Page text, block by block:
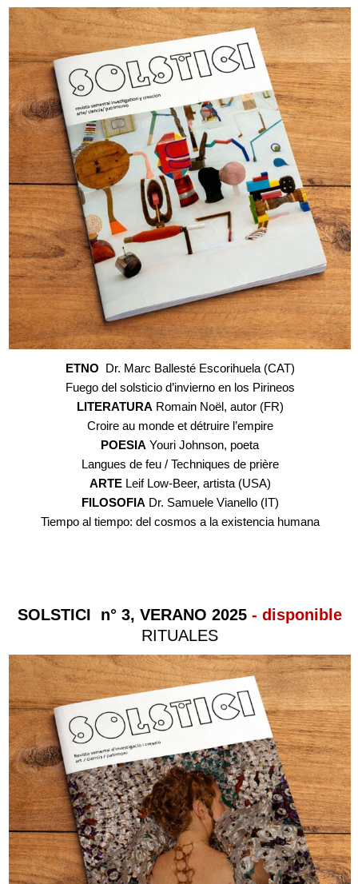
ETNO Dr. Marc Ballesté Escorihuela (CAT)
Fuego del solsticio d’invierno en los Pirineos
LITERATURA Romain Noël, autor (FR)
Croire au monde et détruire l’empire
POESIA Youri Johnson, poeta
Langues de feu / Techniques de prière
ARTELeif Low-Beer, artista (USA)
FILOSOFIA Dr. Samuele Vianello (IT)
Tiempo al tiempo: del cosmos a la existencia humana
SOLSTICI n° 3, VERANO 2025 - disponible
RITUALES